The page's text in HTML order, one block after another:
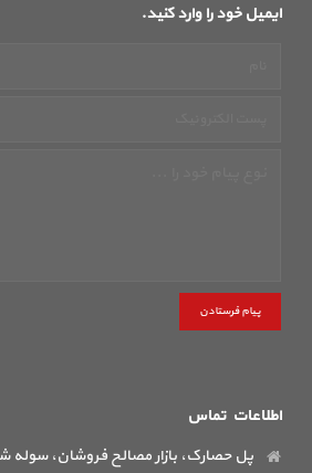
ایمیل خود را وارد کنید.
پیام فرستادن
اطلاعات تماس
پل حصارک، بازار مصالح فروشان، سوله